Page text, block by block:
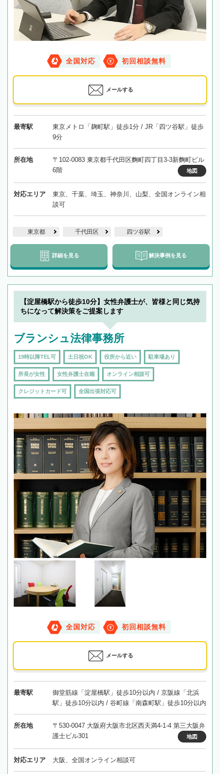
全国対応 初回相談無料
メールする
最寄駅
東京メトロ「麹町駅」徒歩1分 / JR「四ツ谷駅」徒歩
9分
所在地
〒102-0083 東京都千代田区麴町四丁目3-3新麴町ビル
6階
地図
対応エリア
東京、千葉、埼玉、神奈川、山梨、全国オンライン相
談可
東京都 千代田区 四ツ谷駅
詳細を見る 解決事例を見る
【淀屋橋駅から徒歩10分】女性弁護士が、皆様と同じ気持
ちになって解決策をご提案します
ブランシュ法律事務所
19時以降TEL可 土日祝OK 役所から近い 駐車場あり
所長が女性 女性弁護士在籍 オンライン相談可
クレジットカード可 全国出張対応可
全国対応 初回相談無料
メールする
最寄駅
御堂筋線「淀屋橋駅」徒歩10分以内 / 京阪線「北浜
駅」徒歩10分以内 / 谷町線「南森町駅」徒歩10分以内
所在地
〒530-0047 大阪府大阪市北区西天満4-1-4 第三大阪弁
護士ビル301
地図
対応エリア 大阪、全国オンライン相談可